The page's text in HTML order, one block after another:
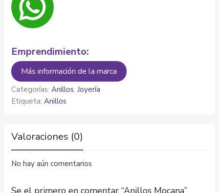
Emprendimiento:
Más información de la marca
Categorías: Anillos, Joyería
Etiqueta: Anillos
Valoraciones (0)
No hay aún comentarios
Se el primero en comentar “Anillos Mocana”